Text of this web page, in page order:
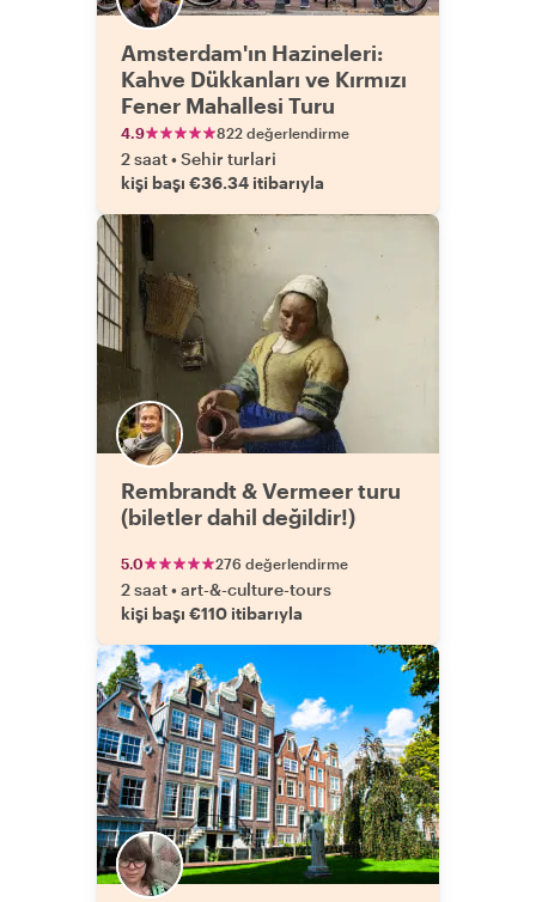
Amsterdam'ın Hazineleri:
Kahve Dükkanları ve Kırmızı
Fener Mahallesi Turu
4.9 822 değerlendirme
2 saat•Sehir turlari
kişi başı €36.34 itibarıyla
Rembrandt & Vermeer turu
(biletler dahil değildir!)
5.0 276 değerlendirme
2 saat•art-&-culture-tours
kişi başı €110 itibarıyla